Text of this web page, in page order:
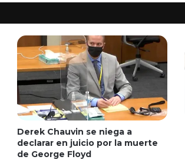
Derek Chauvin se niega a
declarar en juicio por la muerte
de George Floyd